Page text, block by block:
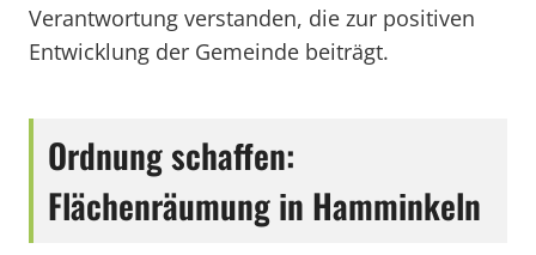
Verantwortung verstanden, die zur positiven
Entwicklung der Gemeinde beiträgt.
Ordnung schaffen:
Flächenräumung in Hamminkeln